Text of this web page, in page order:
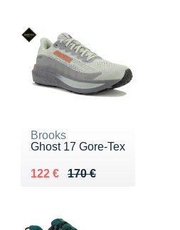
Brooks
Ghost 17 Gore-Tex
170 €
Au lieu de 170 €
122 €
Vendu 122 €